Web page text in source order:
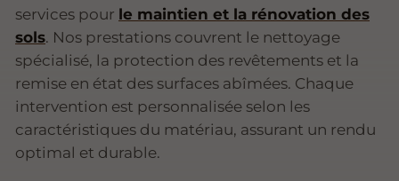
services pour le maintien et la rénovation des
sols. Nos prestations couvrent le nettoyage
spécialisé, la protection des revêtements et la
remise en état des surfaces abîmées. Chaque
intervention est personnalisée selon les
caractéristiques du matériau, assurant un rendu
optimal et durable.